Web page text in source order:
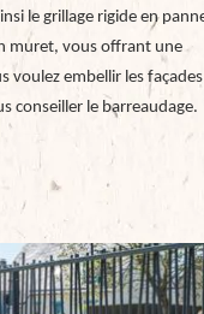
le grillage rigide en
muret, vous offrant une
voulez embellir les
conseiller le barreaudage.